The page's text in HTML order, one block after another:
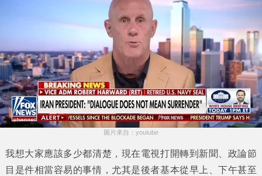
圖片來自：youtube
我想大家應該多少都清楚，現在電視打開轉到新聞、政論節
目是件相當容易的事情，尤其是後者基本從早上、下午甚至